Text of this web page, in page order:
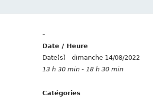
-
Date / Heure
Date(s) - dimanche 14/08/2022
13 h 30 min - 18 h 30 min
Catégories